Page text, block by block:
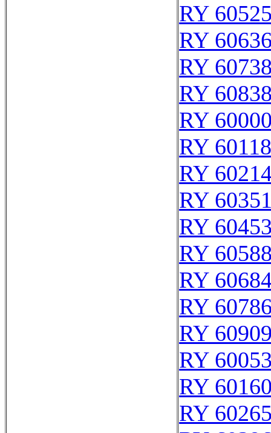
RY
RY
RY
RY
RY
RY 60118
RY
RY
RY
RY
RY
RY
RY
RY
RY
RY